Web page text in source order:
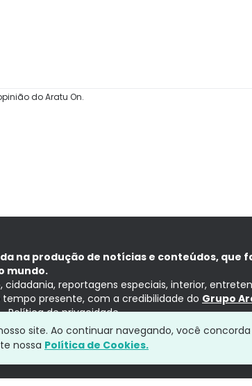
do Aratu On.
na produção de notícias e conteúdos, que
mundo.
reportagens especiais, interior,
presente, com a credibilidade do Grupo
Política de privacidade
site. Ao continuar navegando, você
nossa Política de Cookies.